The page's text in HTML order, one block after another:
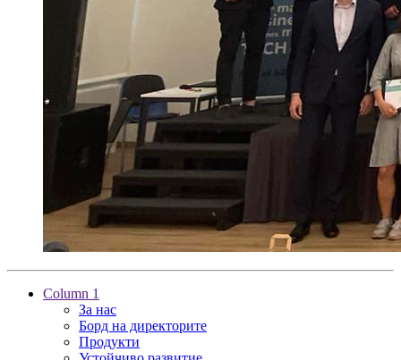
Column 1
За нас
Борд на директорите
Продукти